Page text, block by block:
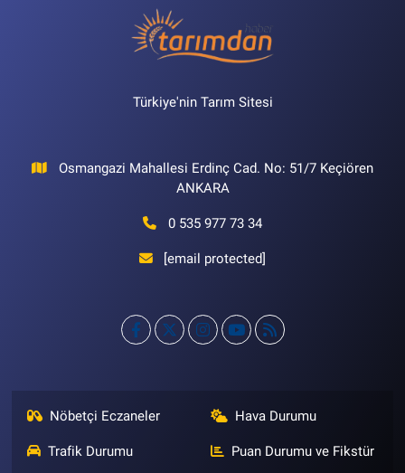
Türkiye'nin Tarım Sitesi
Osmangazi Mahallesi Erdinç Cad. No: 51/7 Keçiören
ANKARA
0 535 977 73 34
[email protected]
Nöbetçi Eczaneler Hava Durumu
Trafik Durumu Puan Durumu ve Fikstür